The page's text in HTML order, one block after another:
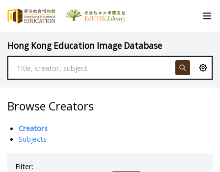
Hong Kong Education Image Database
Browse Creators
Creators
Subjects
Filter: